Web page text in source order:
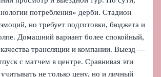
потребления» дерби. Стадион
но требует подготовки, бюджета и
Домашний вариант более спокойный,
качества трансляции и компании. Выезд —
с матчем в центре. Сравнивая эти
не только цену, но и личный